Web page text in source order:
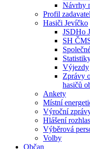
Návrhy
Profil
Hasiči Jevíčko
JSDHo
SH
Výjezdy
Zprávy
hasičů
Ankety
Místní
Výroční
Hlášení
Výběrová
Volby
Občan